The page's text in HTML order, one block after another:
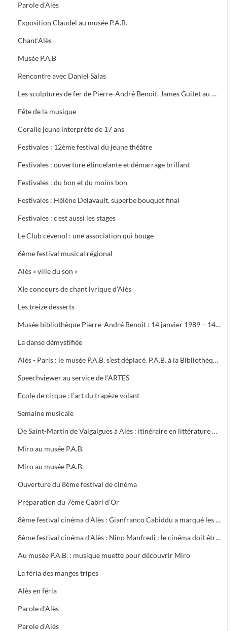
Parole d’Alès
Exposition Claudel au musée P.A.B.
Chant’Alès
Musée P.A.B
Rencontre avec Daniel Salas
Les sculptures de fer de Pierre-André Benoit. James Guitet au Musée P.A.B.
Fête de la musique
Coralie jeune interprète de 17 ans
Festivales : 12ème festival du jeune théâtre
Festivales : ouverture étincelante et démarrage brillant
Festivales : du bon et du moins bon
Festivales : Hélène Delavault, superbe bouquet final
Festivales : c’est aussi les stages
Le Club cévenol : une association qui bouge
6ème festival musical régional
Alès « ville du son »
XIe concours de chant lyrique d’Alès
Les treize desserts
Musée bibliothèque Pierre-André Benoit : 14 janvier 1989 – 14 janvier 1990
La danse démystifiée
Alès - Paris : le musée P.A.B. s’est déplacé. P.A.B. à la Bibliothèque Nationale. Le dépliant du musée P.A.B
Speechviewer au service de l’ARTES
Ecole de cirque : l’art du trapèze volant
Semaine musicale
De Saint-Martin de Valgalgues à Alès : itinéraire en littérature occitane (1968 – 1988)
Miro au musée P.A.B.
Miro au musée P.A.B.
Ouverture du 8ème festival de cinéma
Préparation du 7ème Cabri d’Or
8ème festival cinéma d’Alès : Gianfranco Cabiddu a marqué les journées professionnelles
8ème festival cinéma d’Alès : Nino Manfredi : le cinéma doit être utile
Au musée P.A.B. : musique muette pour découvrir Miro
La féria des manges tripes
Alès en féria
Parole d’Alès
Parole d’Alès